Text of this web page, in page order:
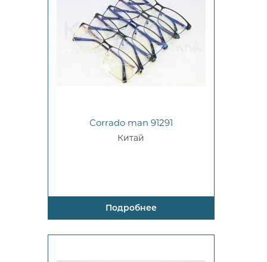
Corrado man 91291
Китай
Подробнее